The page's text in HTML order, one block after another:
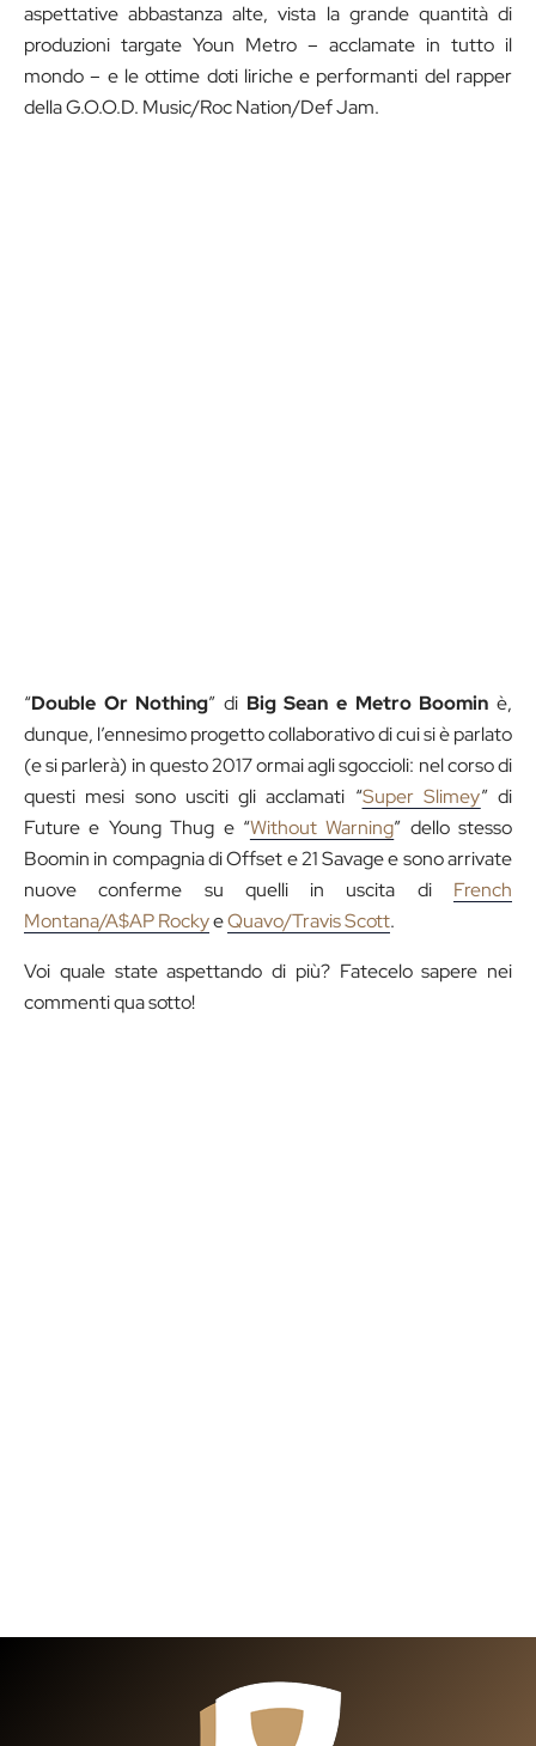
aspettative abbastanza alte, vista la grande quantità di
produzioni targate Youn Metro – acclamate in tutto il
mondo – e le ottime doti liriche e performanti del rapper
della G.O.O.D. Music/Roc Nation/Def Jam.
“Double Or Nothing” di Big Sean e Metro Boomin è,
dunque, l’ennesimo progetto collaborativo di cui si è parlato
(e si parlerà) in questo 2017 ormai agli sgoccioli: nel corso di
questi mesi sono usciti gli acclamati “Super Slimey” di
Future e Young Thug e “Without Warning” dello stesso
Boomin in compagnia di Offset e 21 Savage e sono arrivate
nuove conferme su quelli in uscita di French
Montana/A$AP RockyeQuavo/Travis Scott.
Voi quale state aspettando di più? Fatecelo sapere nei
commenti qua sotto!